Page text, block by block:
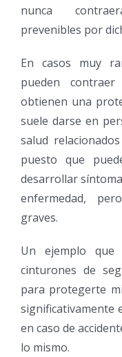
nunca
prevenibles por
En casos muy
pueden
obtienen una
suele darse en
salud
puesto que
desarrollar
enfermedad,
graves.
Un ejemplo
cinturones de
para protegerte
significativamente
en caso de
lo mismo.